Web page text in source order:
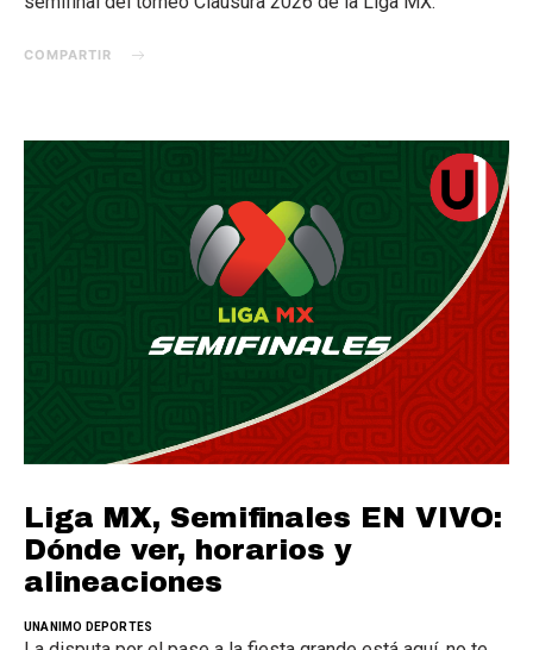
COMPARTIR
Liga MX, Semifinales EN VIVO:
Dónde ver, horarios y
alineaciones
UNANIMO DEPORTES